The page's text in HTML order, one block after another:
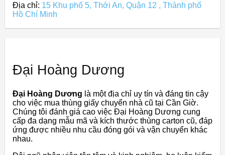
Địa chỉ: 15 Khu phố 5, Thới An, Quận 12 , Thành phố
Hồ Chí Minh
Đại Hoàng Dương
Đại Hoàng Dương là một địa chỉ uy tín và đáng tin cậy
cho việc mua thùng giấy chuyển nhà cũ tại Cần Giờ.
Chúng tôi đánh giá cao việc Đại Hoàng Dương cung
cấp đa dạng mẫu mã và kích thước thùng carton cũ, đáp
ứng được nhiều nhu cầu đóng gói và vận chuyển khác
nhau.